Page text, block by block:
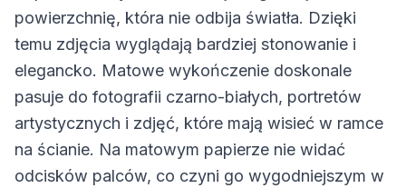
powierzchnię, która nie odbija światła. Dzięki
temu zdjęcia wyglądają bardziej stonowanie i
elegancko. Matowe wykończenie doskonale
pasuje do fotografii czarno-białych, portretów
artystycznych i zdjęć, które mają wisieć w ramce
na ścianie. Na matowym papierze nie widać
odcisków palców, co czyni go wygodniejszym w